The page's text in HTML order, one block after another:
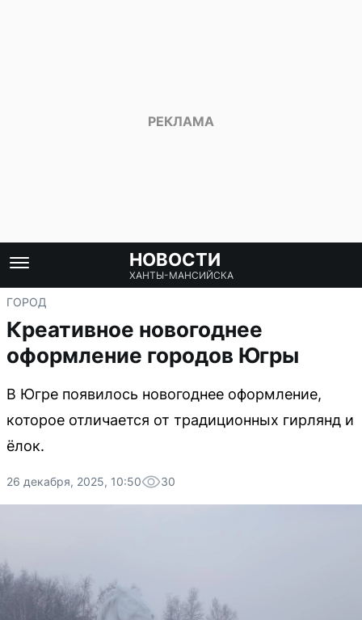
НОВОСТИ
ХАНТЫ-МАНСИЙСКА
ГОРОД
Креативное новогоднее
оформление городов Югры
В Югре появилось новогоднее оформление,
которое отличается от традиционных гирлянд и
ёлок.
26 декабря, 2025, 10:50 30